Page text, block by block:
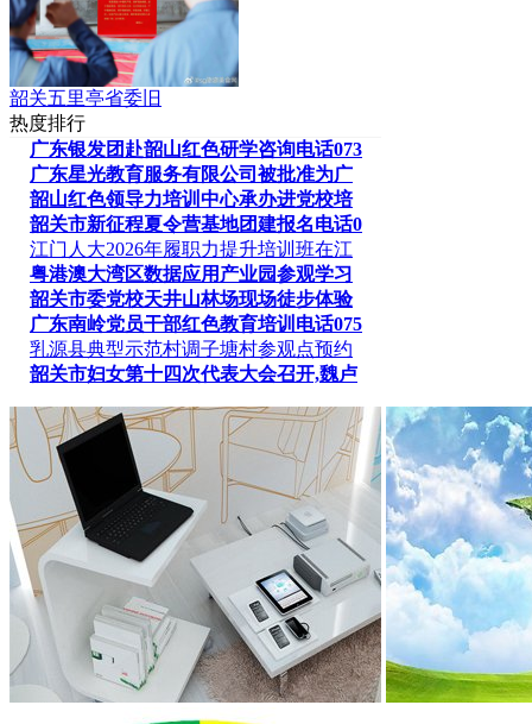
韶关五里亭省委旧
热度排行
广东银发团赴韶山红色研学咨询电话073
广东星光教育服务有限公司被批准为广
韶山红色领导力培训中心承办进党校培
韶关市新征程夏令营基地团建报名电话0
江门人大2026年履职力提升培训班在江
粤港澳大湾区数据应用产业园参观学习
韶关市委党校天井山林场现场徒步体验
广东南岭党员干部红色教育培训电话075
乳源县典型示范村调子塘村参观点预约
韶关市妇女第十四次代表大会召开,魏卢